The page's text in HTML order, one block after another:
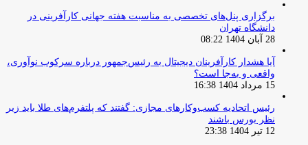
برگزاری پنل‌های تخصصی به مناسبت هفته جهانی کارآفرینی در
دانشگاه تهران
28 آبان 1404 08:22
آیا هشدار کارآفرینان دیجیتال به رئیس‌جمهور درباره سرکوب نوآوری،
واقعی و به‌جا است؟
15 مرداد 1404 16:38
‏رئیس اتحادیه کسب‌وکارهای مجازی: گفتند که پلتفرم‌های طلا باید زیر
نظر بورس باشند
12 تیر 1404 23:38